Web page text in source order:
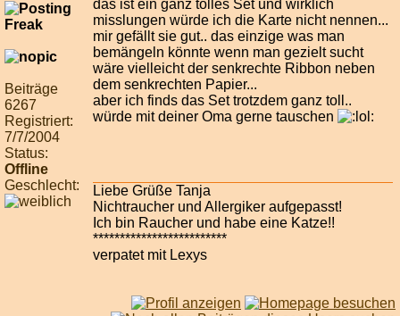
Beiträge
6267
Registriert:
7/7/2004
Status:
Offline
Geschlecht:
das ist ein ganz tolles Set und wirklich
misslungen würde ich die Karte nicht nennen...
mir gefällt sie gut.. das einzige was man
bemängeln könnte wenn man gezielt sucht
wäre vielleicht der senkrechte Ribbon neben
dem senkrechten Papier...
aber ich finds das Set trotzdem ganz toll..
würde mit deiner Oma gerne tauschen
Liebe Grüße Tanja
Nichtraucher und Allergiker aufgepasst!
Ich bin Raucher und habe eine Katze!!
*************************
verpatet mit Lexys